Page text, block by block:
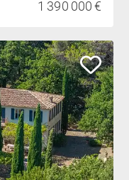
1 390 000 €